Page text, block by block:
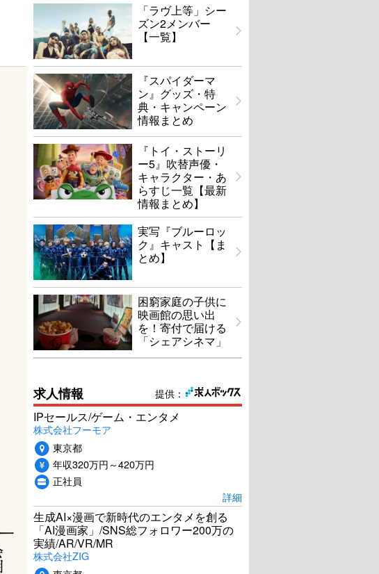
「ラヴ上等」シー
ズン2メンバー
【一覧】
『スパイダーマ
ン』グッズ・特
典・キャンペーン
情報まとめ
『トイ・ストーリ
ー5』吹替声優・
キャラクター・あ
らすじ一覧【最新
情報まとめ】
実写『ブルーロッ
ク』キャスト【ま
とめ】
困窮家庭の子供に
映画館の思い出
を！寄付で届ける
「シェアシネマ」
提供：
求人情報
IPセールス/ゲーム・エンタメ
株式会社フーモア
東京都
年収320万円～420万円
正社員
詳細
生成AI×漫画で新時代のエンタメを創る
「AI漫画家」/SNS総フォロワー200万の
実績/AR/VR/MR
株式会社ZIG